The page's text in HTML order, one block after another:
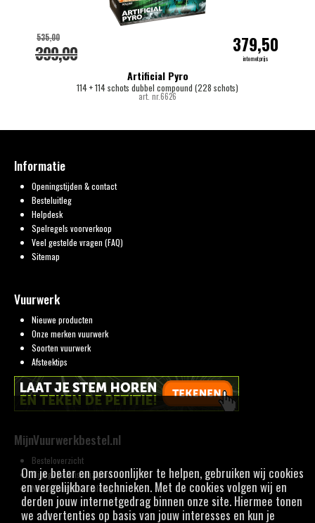
Artificial Pyro
114 + 114 schots dubbel compound (228 schots)
art. nr.6626
399,00
535,00 379,50
internetprijs
Informatie
Openingstijden & contact
Besteluitleg
Helpdesk
Spelregels voorverkoop
Veel gestelde vragen (FAQ)
Sitemap
Vuurwerk
Nieuwe producten
Onze merken vuurwerk
Soorten vuurwerk
Afsteektips
MijnVuurwerkbestel.nl
Besteloverzicht
Mijn gegevens wijzigen
Nieuwsbrief aanmelding
Om je beter en persoonlijker te helpen, gebruiken wij cookies
en vergelijkbare technieken. Met de cookies volgen wij en
derden jouw internetgedrag binnen onze site. Hiermee tonen
we advertenties op basis van jouw interesses en kun je